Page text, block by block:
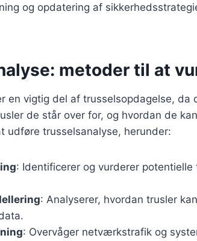
og opdatering af
metoder til at
en vigtig del af trusselsopdagelse,
de står over for, og hvordan de
udføre trusselsanalyse, herunder:
: Identificerer og vurderer
: Analyserer, hvordan trusler
: Overvåger netværkstrafik og